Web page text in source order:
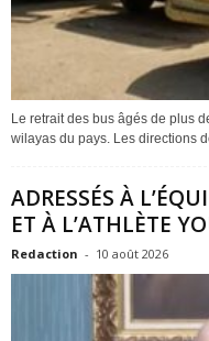
Le retrait des bus âgés de plus
wilayas du pays. Les directions
ADRESSÉS À
ET À L’ATHLÈTE
Redaction - 10 août 2026